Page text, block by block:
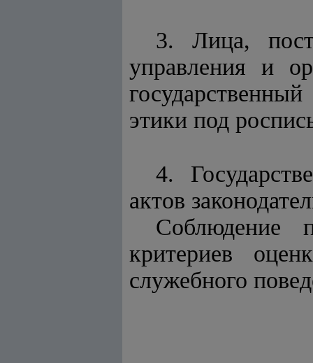
3. Лица,
управления и
этики под
4.
актов
Соблюдение
критериев
служебного